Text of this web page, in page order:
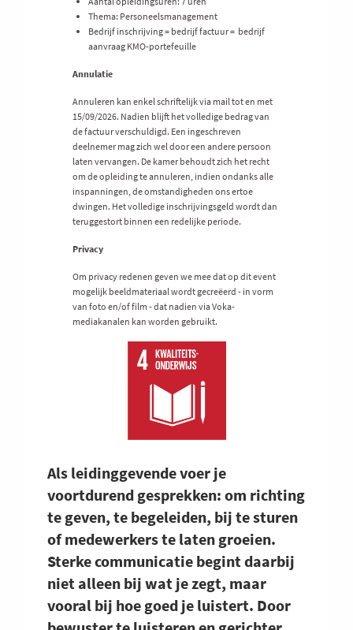
Als leidinggevende voer je
voortdurend gesprekken: om richting
te geven, te begeleiden, bij te sturen
of medewerkers te laten groeien.
Sterke communicatie begint daarbij
niet alleen bij wat je zegt, maar
vooral bij hoe goed je luistert. Door
Thema: Personeelsmanagement
Bedrijf inschrijving = bedrijf factuur = bedrijf
aanvraag KMO-portefeuille
Annulatie
Annuleren kan enkel schriftelijk via mail tot en met
15/09/2026. Nadien blijft het volledige bedrag van
de factuur verschuldigd. Een ingeschreven
deelnemer mag zich wel door een andere persoon
laten vervangen. De kamer behoudt zich het recht
om de opleiding te annuleren, indien ondanks alle
inspanningen, de omstandigheden ons ertoe
dwingen. Het volledige inschrijvingsgeld wordt dan
teruggestort binnen een redelijke periode.
Privacy
Om privacy redenen geven we mee dat op dit event
mogelijk beeldmateriaal wordt gecreëerd - in vorm
van foto en/of film - dat nadien via Voka-
mediakanalen kan worden gebruikt.